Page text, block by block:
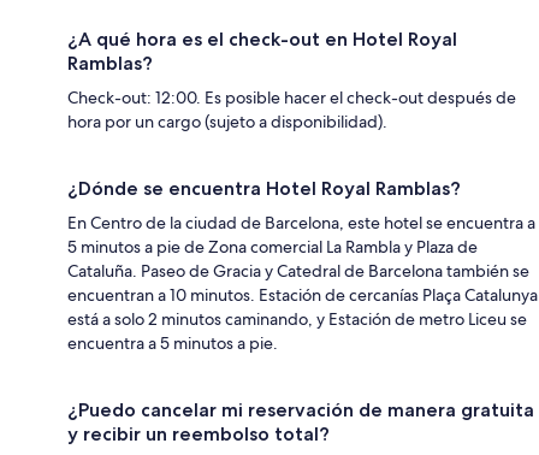
¿A qué hora es el check-out en Hotel Royal
Ramblas?
Check-out: 12:00. Es posible hacer el check-out después de
hora por un cargo (sujeto a disponibilidad).
¿Dónde se encuentra Hotel Royal Ramblas?
En Centro de la ciudad de Barcelona, este hotel se encuentra a
5 minutos a pie de Zona comercial La Rambla y Plaza de
Cataluña. Paseo de Gracia y Catedral de Barcelona también se
encuentran a 10 minutos. Estación de cercanías Plaça Catalunya
está a solo 2 minutos caminando, y Estación de metro Liceu se
encuentra a 5 minutos a pie.
¿Puedo cancelar mi reservación de manera gratuita
y recibir un reembolso total?